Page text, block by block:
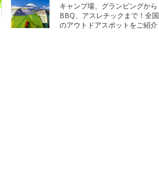
キャンプ場、グランピングから
BBQ、アスレチックまで！全国
のアウトドアスポットをご紹介